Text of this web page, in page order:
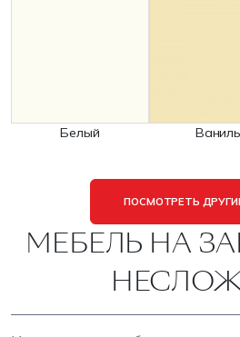
Белый Ваниль
ПОСМОТРЕТЬ
МЕБЕЛЬ НА